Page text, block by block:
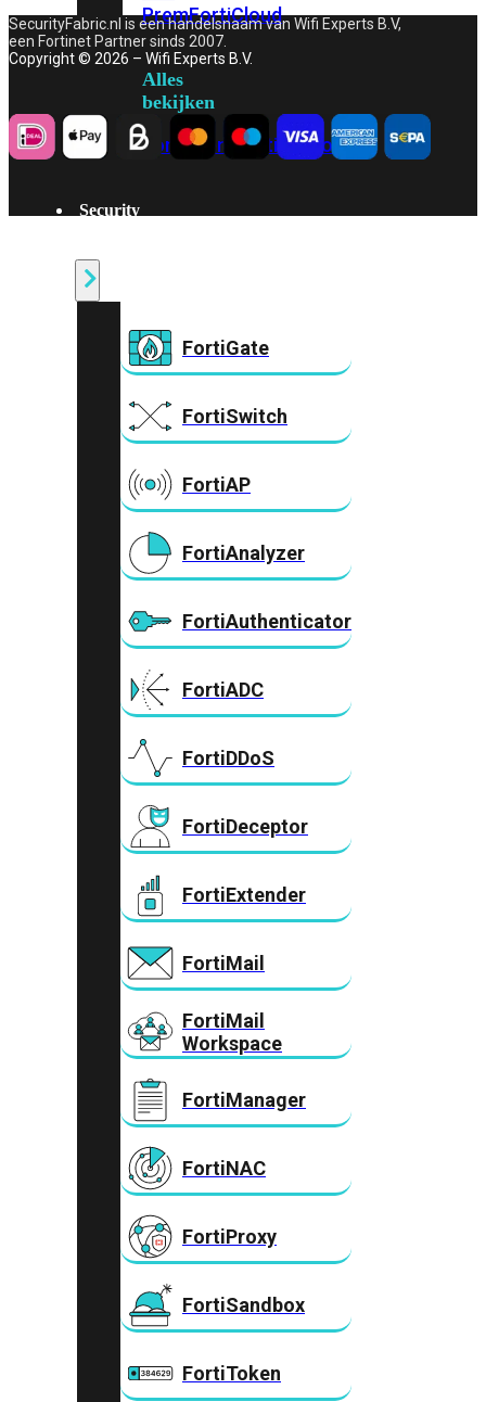
PremFortiCloud
Alles
bekijken
FortiClientFortiEndpoint
Security
FortiGate
FortiSwitch
FortiAP
FortiAnalyzer
FortiAuthenticator
FortiADC
FortiDDoS
FortiDeceptor
FortiExtender
FortiMail
FortiMail
Workspace
FortiManager
FortiNAC
FortiProxy
FortiSandbox
FortiToken
SecurityFabric.nl is een handelsnaam van Wifi Experts B.V,
een Fortinet Partner sinds 2007.
Copyright © 2026 – Wifi Experts B.V.